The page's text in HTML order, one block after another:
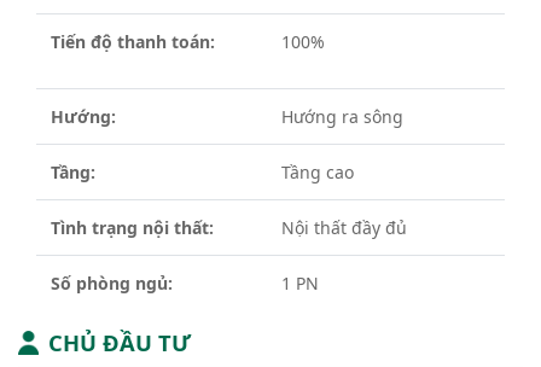
Tiến độ thanh toán: 100%
Hướng: Hướng ra sông
Tầng: Tầng cao
Tình trạng nội thất: Nội thất đầy đủ
Số phòng ngủ: 1 PN
CHỦ ĐẦU TƯ